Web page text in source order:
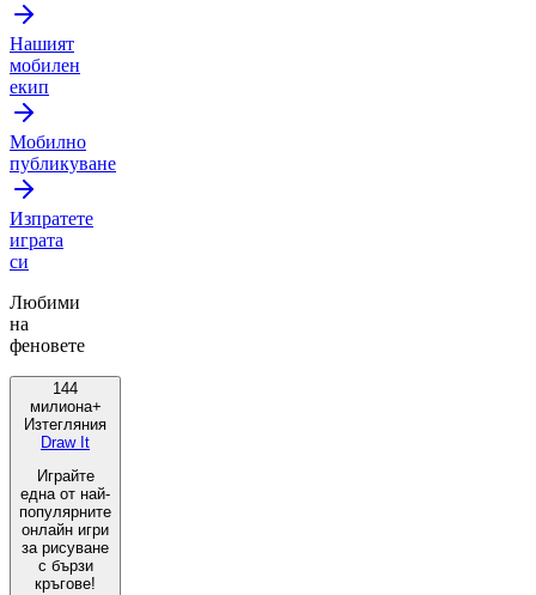
Нашият
мобилен
екип
Мобилно
публикуване
Изпратете
играта
си
Любими
на
феновете
144
милиона+
Изтегляния
Draw It
Играйте
една от най-
популярните
онлайн игри
за рисуване
с бързи
кръгове!